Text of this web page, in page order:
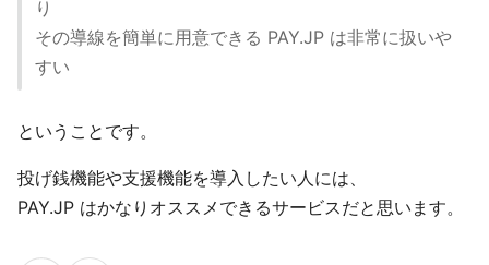
り
その導線を簡単に用意できる PAY.JP は非常に扱いや
すい
ということです。
投げ銭機能や支援機能を導入したい人には、
PAY.JP はかなりオススメできるサービスだと思います。